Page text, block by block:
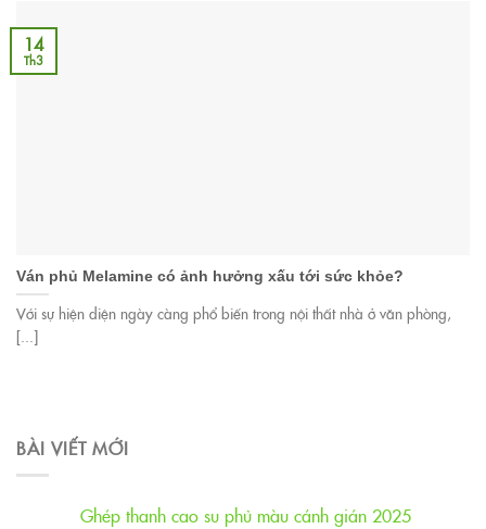
Ván phủ Melamine có ảnh hưởng xấu tới sức khỏe?
Với sự hiện diện ngày càng phổ biến trong nội thất nhà ở văn phòng,
[...]
14
Th3
BÀI VIẾT MỚI
Ghép thanh cao su phủ màu cánh gián 2025